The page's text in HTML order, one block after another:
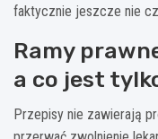
faktycznie jeszcze nie
Ramy
a co jest
Przepisy nie zawierają